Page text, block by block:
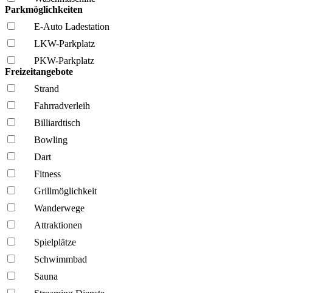
Parkmöglichkeiten
E-Auto Ladestation
LKW-Parkplatz
PKW-Parkplatz
Freizeitangebote
Strand
Fahrrad­verleih
Billiardtisch
Bowling
Dart
Fitness
Grillmöglich­keit
Wanderwege
Attraktionen
Spielplätze
Schwimmbad
Sauna